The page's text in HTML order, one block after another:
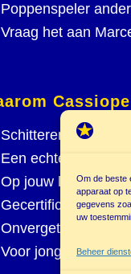
Om de beste
apparaat op
gegevens
uw
Beheer
Poppenspeler
Vraag het aan
Schitterend
Een echte
Op jouw locatie
Gecertificeerd
Onvergetelijk
Voor jong en oud